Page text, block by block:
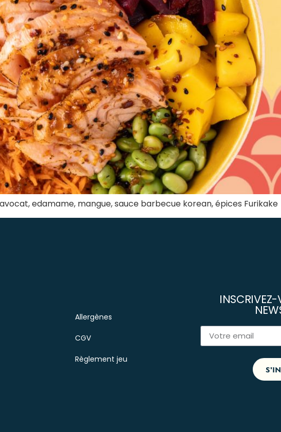
edamame, mangue, sauce barbecue korean, épices Furikake
Allergènes
CGV
Règlement jeu